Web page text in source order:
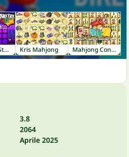
Geometry Stars Kris Mahjong Mahjong Connect
3.8
2064
Aprile 2025